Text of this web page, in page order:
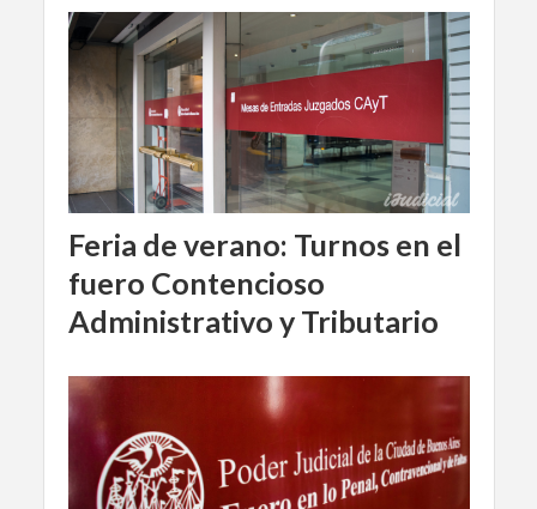
Feria de verano: Turnos en el
fuero Contencioso
Administrativo y Tributario